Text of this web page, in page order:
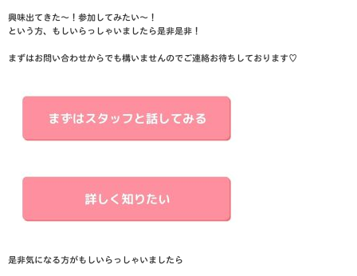
興味出てきた〜！参加してみたい〜！
という方、もしいらっしゃいましたら是非是非！
まずはお問い合わせからでも構いませんのでご連絡お待ちしております♡
是非気になる方がもしいらっしゃいましたら